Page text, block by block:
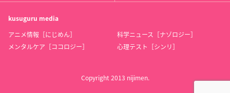
kusuguru media
アニメ情報［にじめん］
科学ニュース［ナゾロジー］
メンタルケア［ココロジー］
心理テスト［シンリ］
Copyright 2013 nijimen.